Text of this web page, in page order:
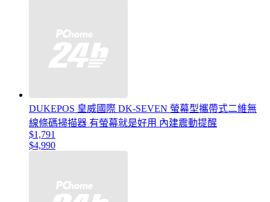
DUKEPOS 皇威國際 DK-SEVEN 螢幕型攜帶式二維無
線條碼掃描器 有螢幕就是好用 內建震動提醒
$1,791
$4,990